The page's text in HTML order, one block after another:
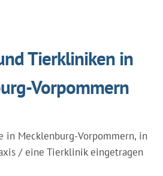
Tierkliniken in
Vorpommern
in Mecklenburg-Vorpommern, in
/ eine Tierklinik eingetragen